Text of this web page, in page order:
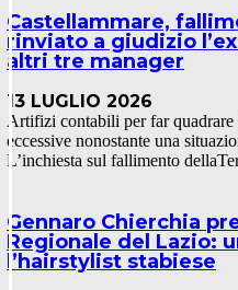
Castellammare,
rinviato a giudizio
altri tre manager
13 LUGLIO 2026
Artifizi contabili per far quadrare
eccessive nonostante una
L’inchiesta sul fallimento
Gennaro Chierchia
Regionale del Lazio:
l’hairstylist stabiese